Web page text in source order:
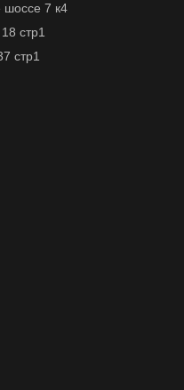
шоссе 7 к4
стр1
стр1